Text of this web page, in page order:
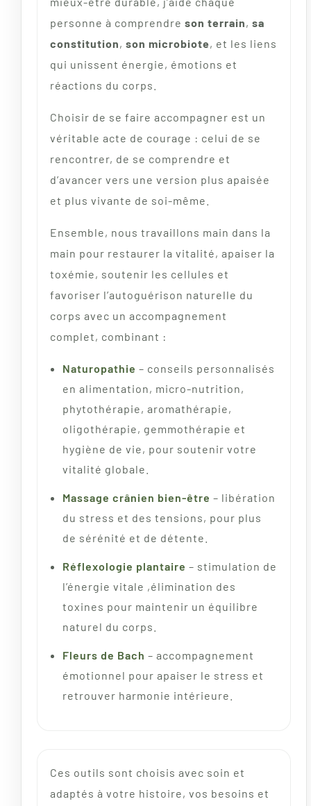
personne à comprendre son terrain, sa
constitution, son microbiote, et les liens
qui unissent énergie, émotions et
réactions du corps.
Choisir de se faire accompagner est un
véritable acte de courage : celui de se
rencontrer, de se comprendre et
d’avancer vers une version plus apaisée
et plus vivante de soi-même.
Ensemble, nous travaillons main dans la
main pour restaurer la vitalité, apaiser la
toxémie, soutenir les cellules et
favoriser l’autoguérison naturelle du
corps avec un accompagnement
complet, combinant :
Naturopathie – conseils personnalisés
en alimentation, micro-nutrition,
phytothérapie, aromathérapie,
oligothérapie, gemmothérapie et
hygiène de vie, pour soutenir votre
vitalité globale.
Massage crânien bien-être – libération
du stress et des tensions, pour plus
de sérénité et de détente.
Réflexologie plantaire – stimulation de
l’énergie vitale ,élimination des
toxines pour maintenir un équilibre
naturel du corps.
Fleurs de Bach – accompagnement
émotionnel pour apaiser le stress et
retrouver harmonie intérieure.
Ces outils sont choisis avec soin et
adaptés à votre histoire, vos besoins et